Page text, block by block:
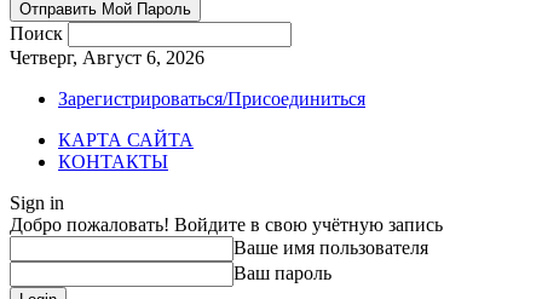
Поиск
Четверг, Август 6, 2026
Зарегистрироваться/Присоединиться
КАРТА САЙТА
КОНТАКТЫ
Sign in
Добро пожаловать! Войдите в свою учётную запись
Ваше имя пользователя
Ваш пароль